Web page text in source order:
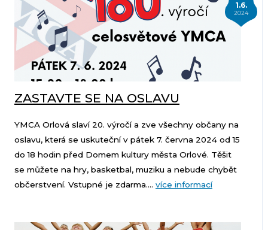
1.6.
2024
ZASTAVTE SE NA OSLAVU
YMCA Orlová slaví 20. výročí a zve všechny občany na
oslavu, která se uskuteční v pátek 7. června 2024 od 15
do 18 hodin před Domem kultury města Orlové. Těšit
se můžete na hry, basketbal, muziku a nebude chybět
občerstvení. Vstupné je zdarma.... více informací